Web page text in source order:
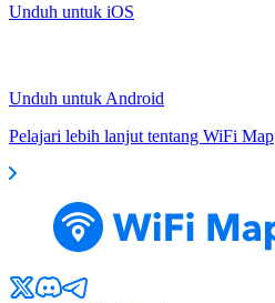
Unduh untuk iOS
Unduh untuk Android
Pelajari lebih lanjut tentang WiFi Map